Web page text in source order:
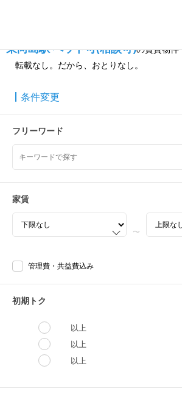
東向島駅ペット可(相談可)の賃貸物件
転載なし。だから、おとりなし。
条件変更
フリーワード
家賃
〜
管理費・共益費込み
初期トク
以上
以上
以上
路線/エリア
詳細条件
条件保存
人数に合わせた間取りを指定する
一人暮らし 二人暮らし
検索結果 82
初期トク